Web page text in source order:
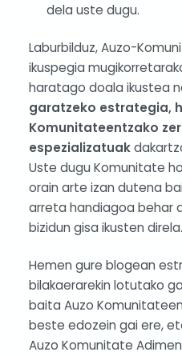
dela uste dugu.
Laburbilduz, Auzo-
ikuspegia
haratago doala ikustea
garatzeko estrategia,
Komunitateentzako
espezializatuak
Uste dugu Komunitate
orain arte izan dutena
arreta handiagoa behar
bizidun gisa ikusten direla.
Hemen gure blogean
bilakaerarekin lotutako
baita Auzo
beste edozein gai ere,
Auzo Komunitate